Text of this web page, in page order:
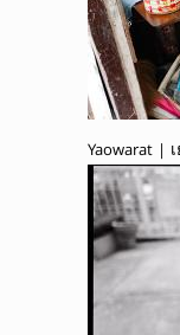
Yaowarat |